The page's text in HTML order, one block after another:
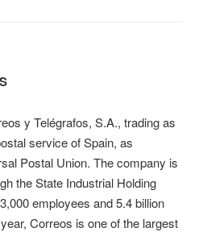
y Telégrafos, S.A., trading as
service of Spain, as
Postal Union. The company is
the State Industrial Holding
employees and 5.4 billion
Correos is one of the largest